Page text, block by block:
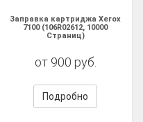
Заправка картриджа Xerox
7100 (106R02612, 10000
Страниц)
от 900 руб.
Подробно